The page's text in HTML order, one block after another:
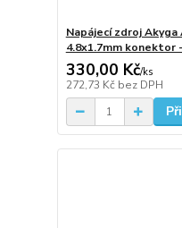
Napájecí zdroj Akyga
4.8x1.7mm konektor
330,00 Kč/ks
272,73 Kč bez DPH